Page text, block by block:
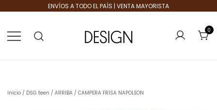
ENVÍOS A TODO EL PAÍS | VENTA MAYORISTA
0
Inicio / DSG teen / ARRIBA / CAMPERA FRISA NAPOLEON